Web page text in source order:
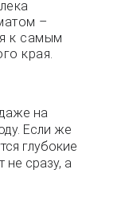
–
к самым
края.
на
Если же
глубокие
не сразу, а